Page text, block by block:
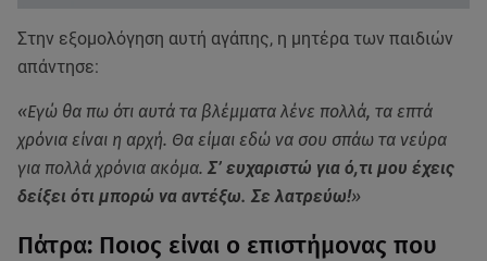
Στην εξομολόγηση αυτή αγάπης, η μητέρα των παιδιών
απάντησε:
«Εγώ θα πω ότι αυτά τα βλέμματα λένε πολλά, τα επτά
χρόνια είναι η αρχή. Θα είμαι εδώ να σου σπάω τα νεύρα
για πολλά χρόνια ακόμα. Σ’ ευχαριστώ για ό,τι μου έχεις
δείξει ότι μπορώ να αντέξω. Σε λατρεύω!»
Πάτρα: Ποιος είναι ο επιστήμονας που